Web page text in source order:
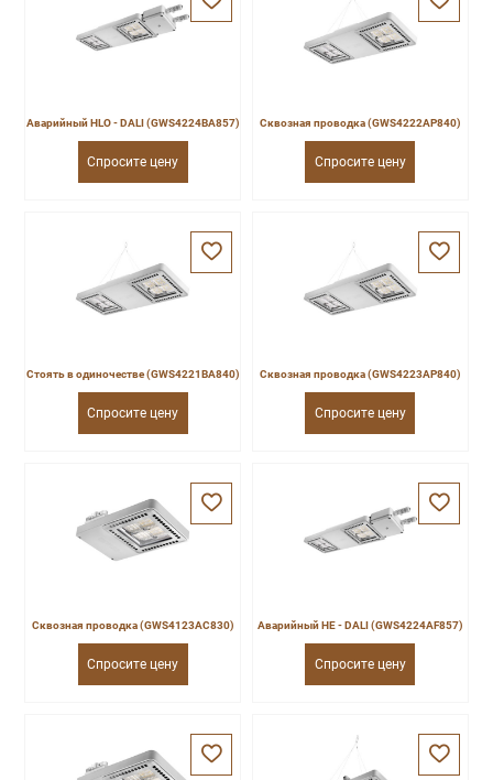
Аварийный HLO - DALI (GWS4224BA857)
Спросите цену
Сквозная проводка (GWS4222AP840)
Спросите цену
Стоять в одиночестве (GWS4221BA840)
Спросите цену
Сквозная проводка (GWS4223AP840)
Спросите цену
Сквозная проводка (GWS4123AC830)
Спросите цену
Аварийный HE - DALI (GWS4224AF857)
Спросите цену